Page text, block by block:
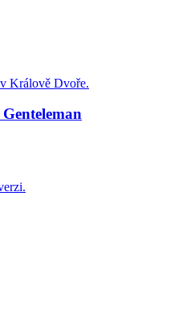
Králově Dvoře.